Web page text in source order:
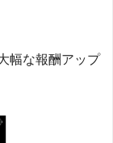
幅な報酬アップ